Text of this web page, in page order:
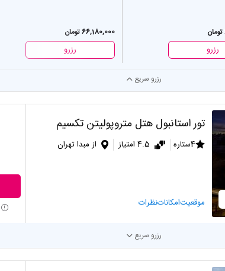
رزرو
66,180,000 تومان
رزرو
رزرو سریع
تور استانبول هتل متروپولیتن تکسیم
4ستاره 4.5 امتیاز از مبدا تهران
موقعیتامکاناتنظرات
رزرو سریع